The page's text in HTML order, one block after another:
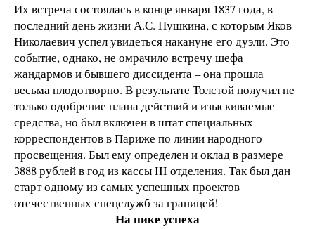
Их встреча состоялась в конце января 1837 года, в
последний день жизни А.С. Пушкина, с которым Яков
Николаевич успел увидеться накануне его дуэли. Это
событие, однако, не омрачило встречу шефа
жандармов и бывшего диссидента – она прошла
весьма плодотворно. В результате Толстой получил не
только одобрение плана действий и изыскиваемые
средства, но был включен в штат специальных
корреспондентов в Париже по линии народного
просвещения. Был ему определен и оклад в размере
3888 рублей в год из кассы III отделения. Так был дан
старт одному из самых успешных проектов
отечественных спецслужб за границей!
На пике успеха